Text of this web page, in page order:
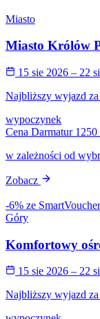
Miasto
Miasto Królów
15 sie 2026 – 22
Najbliższy wyjazd
wypoczynek
Cena Darmatur
w zależności od
Zobacz
-6% ze
Góry
Komfortowy
15 sie 2026 – 22
Najbliższy wyjazd